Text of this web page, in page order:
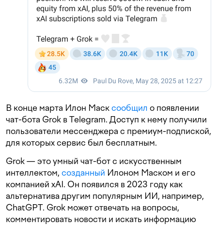
В конце марта Илон Масксообщил о появлении
чат-бота Grok в Telegram. Доступ к нему получили
пользователи мессенджера с премиум-подпиской,
для которых сервис был бесплатным.
Grok — это умный чат-бот с искусственным
интеллектом, созданный Илоном Маском и его
компанией xAI. Он появился в 2023 году как
альтернатива другим популярным ИИ, например,
ChatGPT. Grok может отвечать на вопросы,
комментировать новости и искать информацию